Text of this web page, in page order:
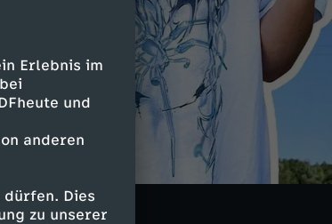
Erlebnis im
und
anderen
Dies
zu unserer